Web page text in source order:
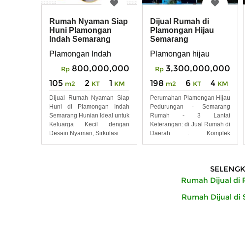
Rumah Nyaman Siap
Huni Plamongan
Indah Semarang
Plamongan Indah
Rp 800,000,000
105 m2 2 KT 1 KM
Dijual Rumah Nyaman Siap
Huni di Plamongan Indah
Semarang Hunian Ideal untuk
Keluarga Kecil dengan
Desain Nyaman, Sirkulasi
Dijual Rumah di
Plamongan Hijau
Semarang
Plamongan hijau
Rp 3,300,000,000
198 m2 6 KT 4 KM
Perumahan Plamongan Hijau
Pedurungan - Semarang
Rumah - 3 Lantai
Keterangan: di Jual Rumah di
Daerah : Komplek
Rumah Dijual di
Rumah Dijual di